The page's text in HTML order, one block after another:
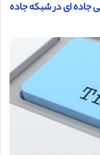
جاده ای در شبکه جاده